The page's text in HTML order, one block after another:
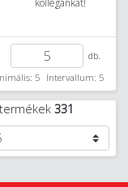
kollégánkat!
db.
5
Intervallum: 5
331